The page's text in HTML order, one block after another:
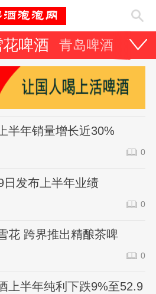
花啤酒 青岛啤酒 百
半年销量增长近30%
0
发布上半年业绩
0
花 跨界推出精酿茶啤
0
上半年纯利下跌9%至52.9